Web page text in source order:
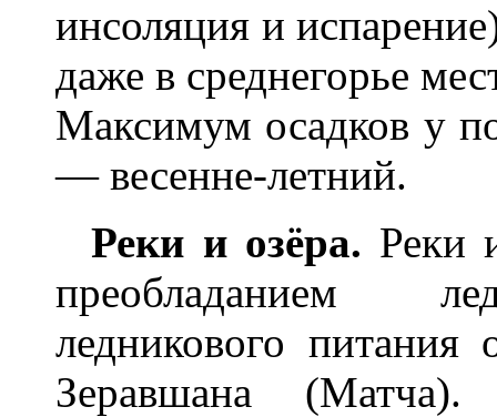
инсоляция и
даже в среднегорье
Максимум осадков у
— весенне-летний.
Реки и озёра. Реки
преобладанием
ледникового питания
Зеравшана (Матча).